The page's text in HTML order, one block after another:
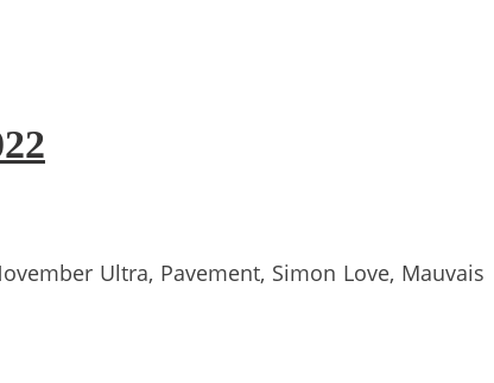
Ultra, Pavement, Simon Love, Mauvais